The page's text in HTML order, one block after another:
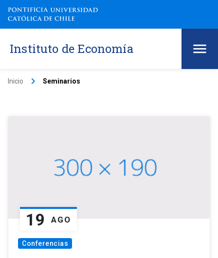
Instituto de Economía
Inicio keyboard_arrow_right Seminarios
19 AGO
Conferencias